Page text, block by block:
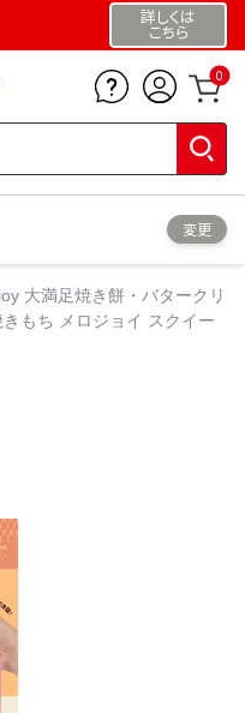
詳しくは
こちら
0
変更
大満足焼き餅・バタークリ
もち メロジョイ スクイー